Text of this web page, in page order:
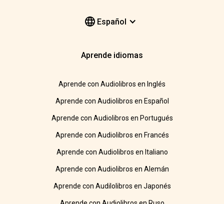
Español
Aprende idiomas
Aprende con Audiolibros en Inglés
Aprende con Audiolibros en Español
Aprende con Audiolibros en Portugués
Aprende con Audiolibros en Francés
Aprende con Audiolibros en Italiano
Aprende con Audiolibros en Alemán
Aprende con Audilolibros en Japonés